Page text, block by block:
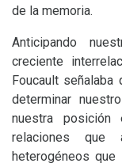
de la memoria.
Anticipando
creciente
Foucault
determinar
nuestra
relaciones que
heterogéneos que